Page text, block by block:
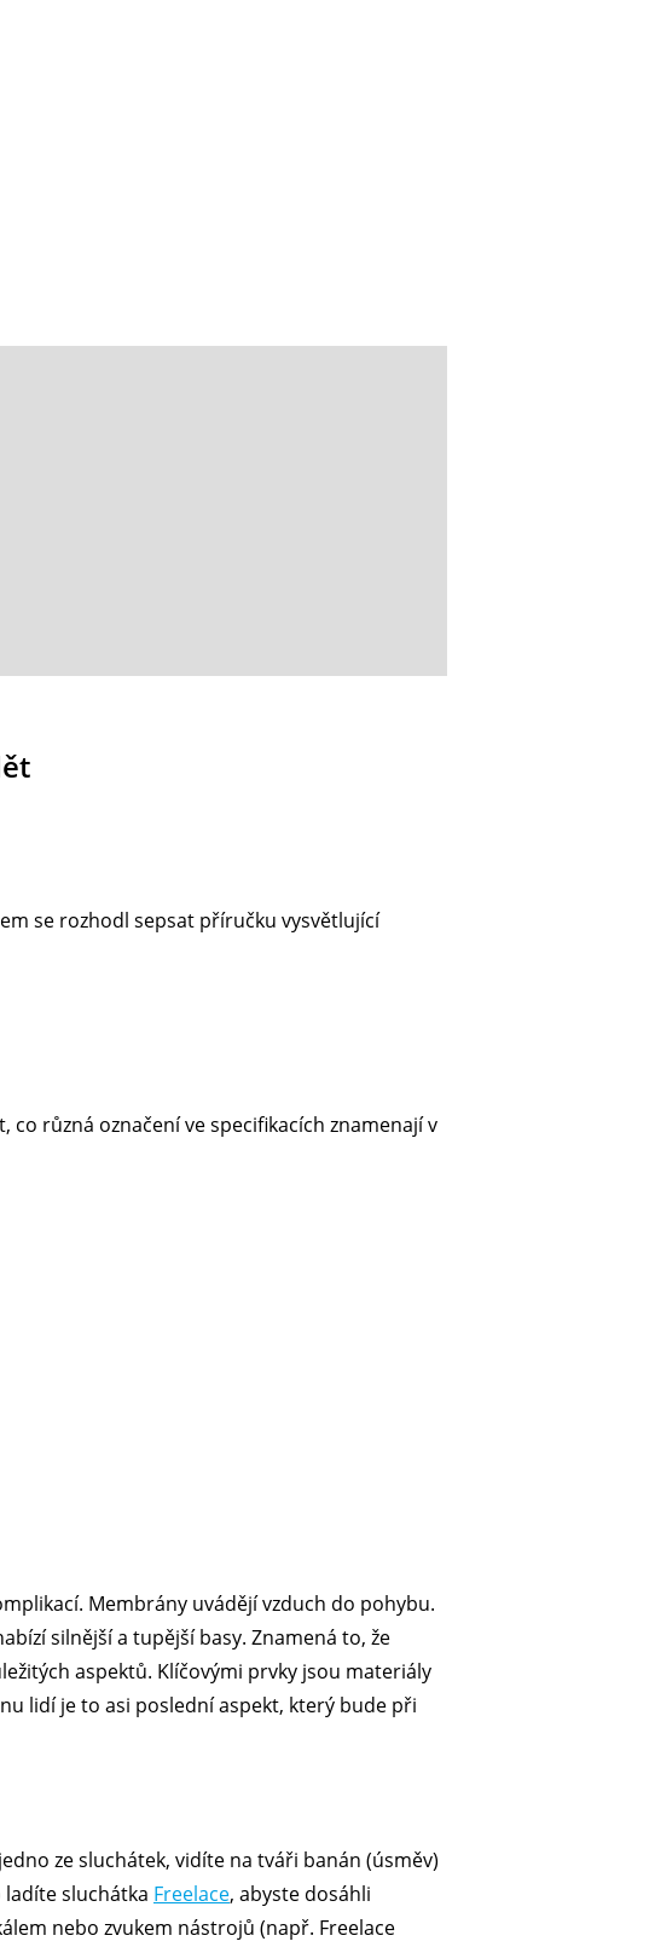
se rozhodl sepsat příručku vysvětlující
co různá označení ve specifikacích znamenají v
Membrány uvádějí vzduch do pohybu.
silnější a tupější basy. Znamená to, že
aspektů. Klíčovými prvky jsou materiály
lidí je to asi poslední aspekt, který bude při
ze sluchátek, vidíte na tváři banán (úsměv)
sluchátka Freelace, abyste dosáhli
nebo zvukem nástrojů (např. Freelace